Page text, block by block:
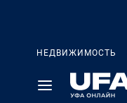
НЕДВИЖИМОСТЬ